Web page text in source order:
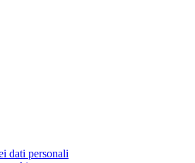
dati personali